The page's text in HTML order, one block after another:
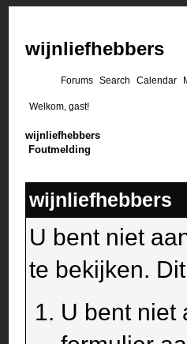
wijnliefhebbers
Forums Search Calendar
Welkom, gast!
wijnliefhebbers
Foutmelding
wijnliefhebbers
U bent niet
te bekijken.
U bent niet